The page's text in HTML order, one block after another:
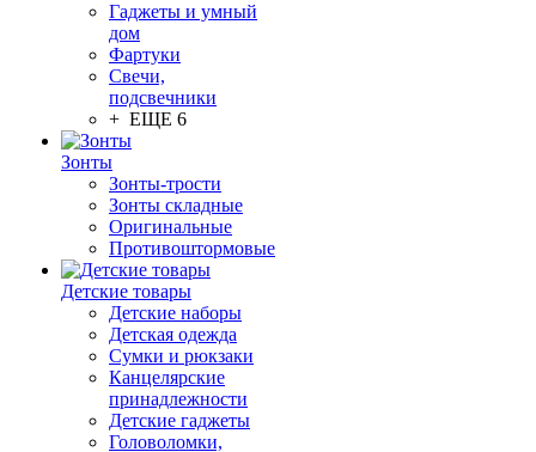
Гаджеты и умный
дом
Фартуки
Свечи,
подсвечники
+ ЕЩЕ 6
Зонты
Зонты-трости
Зонты складные
Оригинальные
Противоштормовые
Детские товары
Детские наборы
Детская одежда
Сумки и рюкзаки
Канцелярские
принадлежности
Детские гаджеты
Головоломки,